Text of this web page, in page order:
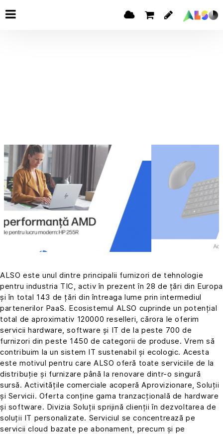
ALSO este unul dintre principalii furnizori de tehnologie
pentru industria TIC, activ în prezent în 28 de țări din Europa
și în total 143 de țări din întreaga lume prin intermediul
partenerilor PaaS. Ecosistemul ALSO cuprinde un potențial
total de aproximativ 120000 reselleri, cărora le oferim
servicii hardware, software și IT de la peste 700 de
furnizori din peste 1450 de categorii de produse. Vrem să
contribuim la un sistem IT sustenabil și ecologic. Acesta
este motivul pentru care ALSO oferă toate serviciile de la
distribuție și furnizare până la renovare dintr-o singură
sursă. Activitățile comerciale acoperă Aprovizionare, Soluții
și Servicii. Oferta conține gama tranzacțională de hardware
și software. Divizia Soluții sprijină clienții în dezvoltarea de
soluții IT personalizate. Serviciul se concentrează pe
servicii cloud bazate pe abonament, precum și pe